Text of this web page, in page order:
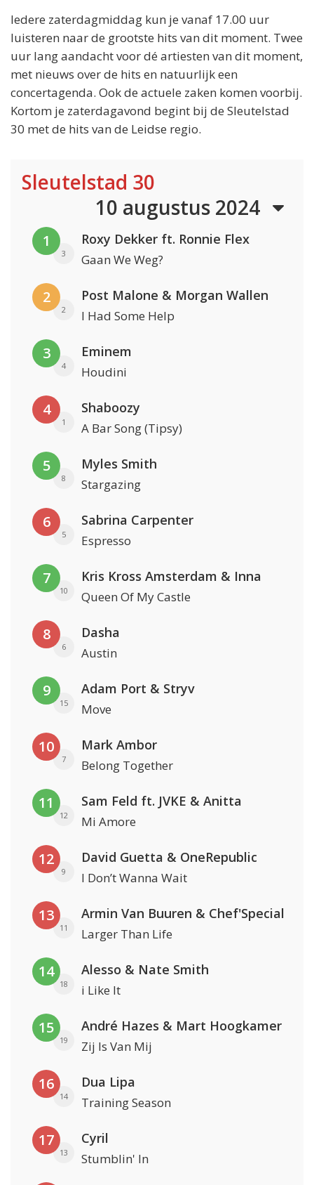
Iedere zaterdagmiddag kun je vanaf 17.00 uur
luisteren naar de grootste hits van dit moment. Twee
uur lang aandacht voor dé artiesten van dit moment,
met nieuws over de hits en natuurlijk een
concertagenda. Ook de actuele zaken komen voorbij.
Kortom je zaterdagavond begint bij de Sleutelstad
30 met de hits van de Leidse regio.
Sleutelstad 30
10 augustus 2024
1
3
Roxy Dekker ft. Ronnie Flex
Gaan We Weg?
2
2
Post Malone & Morgan Wallen
I Had Some Help
3
4
Eminem
Houdini
4
1
Shaboozy
A Bar Song (Tipsy)
5
8
Myles Smith
Stargazing
6
5
Sabrina Carpenter
Espresso
7
10
Kris Kross Amsterdam & Inna
Queen Of My Castle
8
6
Dasha
Austin
9
15
Adam Port & Stryv
Move
10
7
Mark Ambor
Belong Together
11
12
Sam Feld ft. JVKE & Anitta
Mi Amore
12
9
David Guetta & OneRepublic
I Don’t Wanna Wait
13
11
Armin Van Buuren & Chef'Special
Larger Than Life
14
18
Alesso & Nate Smith
i Like It
15
19
André Hazes & Mart Hoogkamer
Zij Is Van Mij
16
14
Dua Lipa
Training Season
17
13
Cyril
Stumblin' In